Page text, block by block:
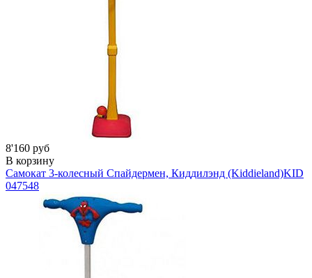
8'160 руб
В корзину
Самокат 3-колесный Спайдермен, Киддилэнд (Kiddieland)KID
047548